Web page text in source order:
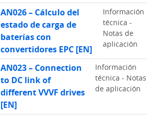
AN026 – Cálculo del
estado de carga de
baterías con
convertidores EPC [EN]
Información
técnica -
Notas de
aplicación
AN023 – Connection
to DC link of
different VVVF drives
[EN]
Información
técnica - Notas
de aplicación